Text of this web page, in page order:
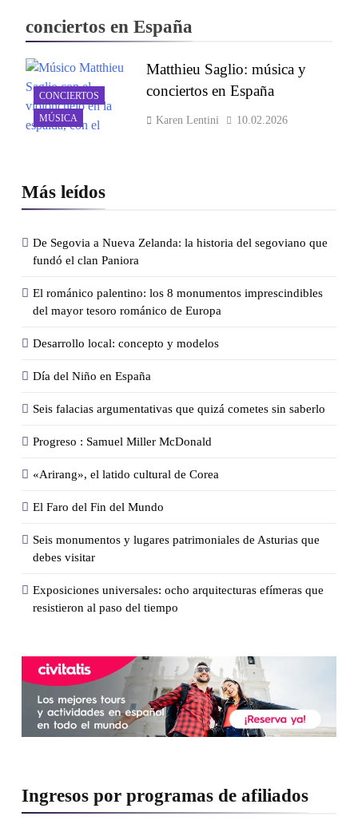
Más leídos
De Segovia a Nueva Zelanda: la historia del segoviano que
fundó el clan Paniora
El románico palentino: los 8 monumentos imprescindibles
del mayor tesoro románico de Europa
Desarrollo local: concepto y modelos
Día del Niño en España
Seis falacias argumentativas que quizá cometes sin saberlo
Progreso : Samuel Miller McDonald
«Arirang», el latido cultural de Corea
El Faro del Fin del Mundo
Seis monumentos y lugares patrimoniales de Asturias que
debes visitar
Exposiciones universales: ocho arquitecturas efímeras que
resistieron al paso del tiempo
conciertos en España
CONCIERTOS
MÚSICA
Matthieu Saglio: música y
conciertos en España
Karen Lentini 10.02.2026
Ingresos por programas de afiliados